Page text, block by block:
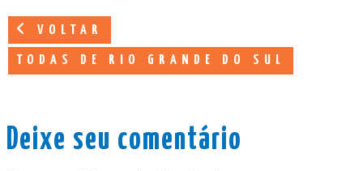
VOLTAR
TODAS DE RIO GRANDE DO SUL
Deixe seu comentário